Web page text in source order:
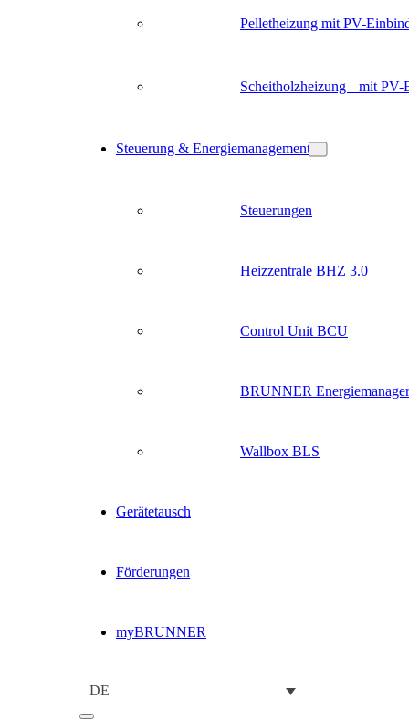
Pelletheizung mit PV-
Scheitholzheizung mit PV-
Steuerung & Energiemanagement
Steuerungen
Heizzentrale BHZ 3.0
Control Unit BCU
BRUNNER Energiemanager
Wallbox BLS
Gerätetausch
Förderungen
myBRUNNER
DE